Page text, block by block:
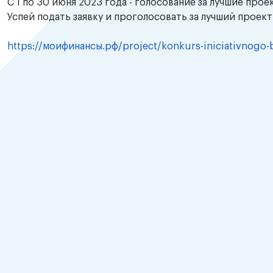
С 1 по 30 июня 2023 года - голосование за лучшие
Успей подать заявку и проголосовать за лучший
https://моифинансы.рф/project/konkurs-iniciativnogo-